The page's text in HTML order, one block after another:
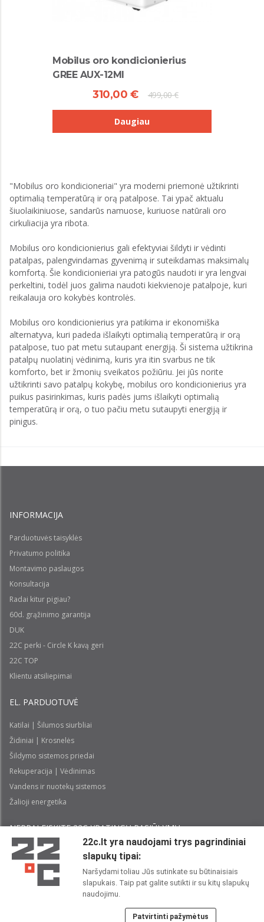
Mobilus oro kondicionierius
GREE AUX-12MI
310,00 € 499,00 €
Daugiau
"Mobilus oro kondicioneriai" yra moderni priemonė užtikrinti
optimalią temperatūrą ir orą patalpose. Tai ypač aktualu
šiuolaikiniuose, sandarūs namuose, kuriuose natūrali oro
cirkuliacija yra ribota.
Mobilus oro kondicionierius gali efektyviai šildyti ir vėdinti
patalpas, palengvindamas gyvenimą ir suteikdamas maksimalų
komfortą. Šie kondicionieriai yra patogūs naudoti ir yra lengvai
perkeltini, todėl juos galima naudoti kiekvienoje patalpoje, kuri
reikalauja oro kokybės kontrolės.
Mobilus oro kondicionierius yra patikima ir ekonomiška
alternatyva, kuri padeda išlaikyti optimalią temperatūrą ir orą
patalpose, tuo pat metu sutaupant energiją. Ši sistema užtikrina
patalpų nuolatinį vėdinimą, kuris yra itin svarbus ne tik
komforto, bet ir žmonių sveikatos požiūriu. Jei jūs norite
užtikrinti savo patalpų kokybę, mobilus oro kondicionierius yra
puikus pasirinkimas, kuris padės jums išlaikyti optimalią
temperatūrą ir orą, o tuo pačiu metu sutaupyti energiją ir
pinigus.
INFORMACIJA
Parduotuvės taisyklės
Privatumo politika
Montavimo paslaugos
Konsultacija
Radai kitur pigiau?
60d. grąžinimo garantija
DUK
22C perki - Circle K kavą geri
22C TOP
Klientu atsiliepimai
EL. PARDUOTUVĖ
Katilai | Šilumos siurbliai
Židiniai | Krosnelės
Šildymo sistemos priedai
Rekuperacija | Vėdinimas
Vandens ir nuotekų sistemos
Žalioji energetika
NEPRALEISKITE 22С YPATINGŲ PASIŪLYMŲ:
Perskaičiau ir sutinku su 22CPrivatumo politika
22c.lt yra naudojami trys pagrindiniai
slapukų tipai:
Naršydami toliau Jūs sutinkate su būtinaisiais
slapukais. Taip pat galite sutikti ir su kitų slapukų
naudojimu.
Patvirtinti pažymėtus